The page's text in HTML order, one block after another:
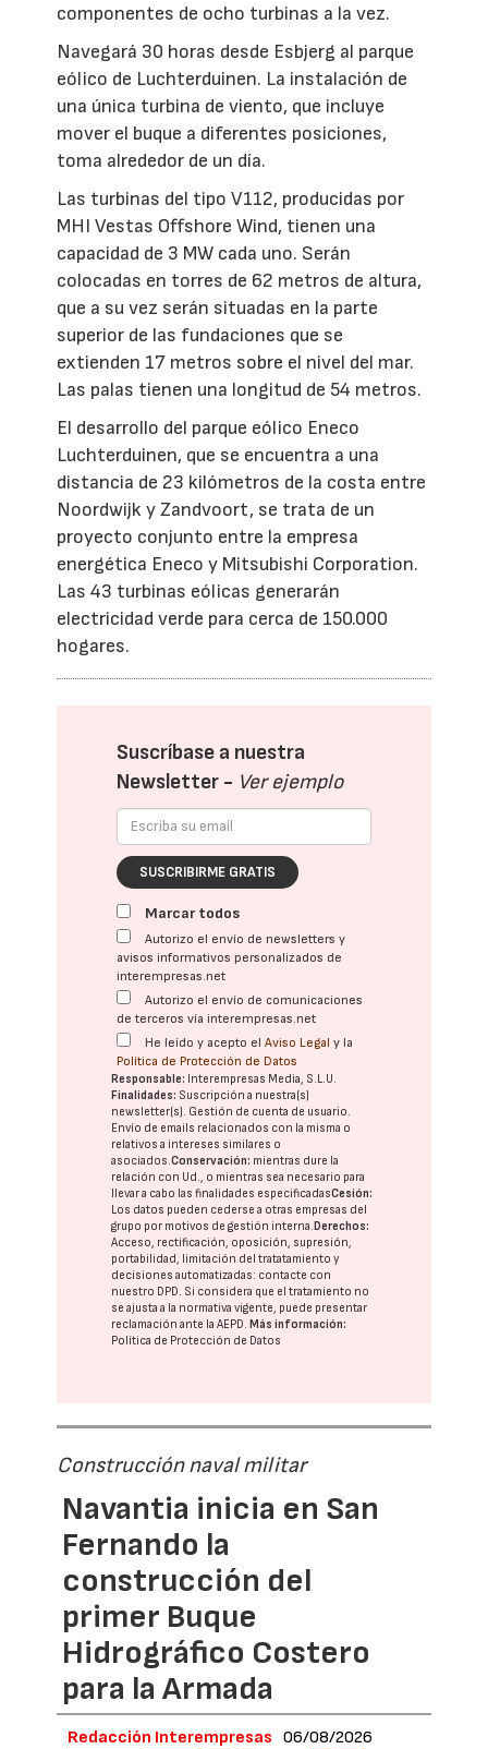
componentes de ocho turbinas a la vez.
Navegará 30 horas desde Esbjerg al parque
eólico de Luchterduinen. La instalación de
una única turbina de viento, que incluye
mover el buque a diferentes posiciones,
toma alrededor de un día.
Las turbinas del tipo V112, producidas por
MHI Vestas Offshore Wind, tienen una
capacidad de 3 MW cada uno. Serán
colocadas en torres de 62 metros de altura,
que a su vez serán situadas en la parte
superior de las fundaciones que se
extienden 17 metros sobre el nivel del mar.
Las palas tienen una longitud de 54 metros.
El desarrollo del parque eólico Eneco
Luchterduinen, que se encuentra a una
distancia de 23 kilómetros de la costa entre
Noordwijk y Zandvoort, se trata de un
proyecto conjunto entre la empresa
energética Eneco y Mitsubishi Corporation.
Las 43 turbinas eólicas generarán
electricidad verde para cerca de 150.000
hogares.
Suscríbase a nuestra
Newsletter - Ver ejemplo
SUSCRIBIRME GRATIS
Marcar todos
Autorizo el envío de newsletters y
avisos informativos personalizados de
interempresas.net
Autorizo el envío de comunicaciones
de terceros vía interempresas.net
He leído y acepto elAviso Legal y la
Política de Protección de Datos
Responsable: Interempresas Media, S.L.U.
Finalidades: Suscripción a nuestra(s)
newsletter(s). Gestión de cuenta de usuario.
Envío de emails relacionados con la misma o
relativos a intereses similares o
asociados.Conservación: mientras dure la
relación con Ud., o mientras sea necesario para
llevar a cabo las finalidades especificadasCesión:
Los datos pueden cederse a otras empresas del
grupo por motivos de gestión interna.Derechos:
Acceso, rectificación, oposición, supresión,
portabilidad, limitación del tratatamiento y
decisiones automatizadas: contacte con
nuestro DPD. Si considera que el tratamiento no
se ajusta a la normativa vigente, puede presentar
reclamación ante laAEPD.Más información:
Política de Protección de Datos
Construcción naval militar
Navantia inicia en San
Fernando la
construcción del
primer Buque
Hidrográfico Costero
para la Armada
Redacción Interempresas 06/08/2026